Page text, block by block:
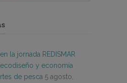
la jornada REDISMAR
y economía
de pesca 5 agosto,